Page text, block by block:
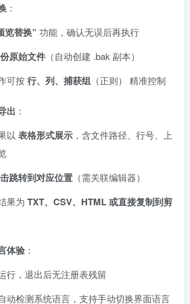
：
览替换” 功能，确认无误后再执行
原始文件 （自动创建 .bak 副本）
可按行、列、捕获组 （正则） 精准控制
出 ：
以 表格形式展示 ，含文件路径、行号、上
跳转到对应位置 （需关联编辑器）
果为 TXT、CSV、HTML 或直接复制到剪
体验：
行，退出后无注册表残留
动检测系统语言，支持手动切换界面语言